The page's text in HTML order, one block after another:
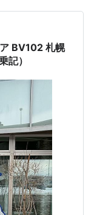
BV102 札幌
記）